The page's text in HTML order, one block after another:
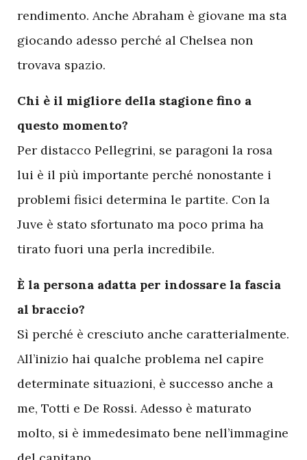
rendimento. Anche Abraham è giovane ma sta
giocando adesso perché al Chelsea non
trovava spazio.
Chi è il migliore della stagione fino a
questo momento?
Per distacco Pellegrini, se paragoni la rosa
lui è il più importante perché nonostante i
problemi fisici determina le partite. Con la
Juve è stato sfortunato ma poco prima ha
tirato fuori una perla incredibile.
È la persona adatta per indossare la fascia
al braccio?
Sì perché è cresciuto anche caratterialmente.
All’inizio hai qualche problema nel capire
determinate situazioni, è successo anche a
me, Totti e De Rossi. Adesso è maturato
molto, si è immedesimato bene nell’immagine